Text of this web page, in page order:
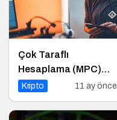
Çok Taraflı
Hesaplama (MPC)
Nedir?
Kripto 11 ay önce